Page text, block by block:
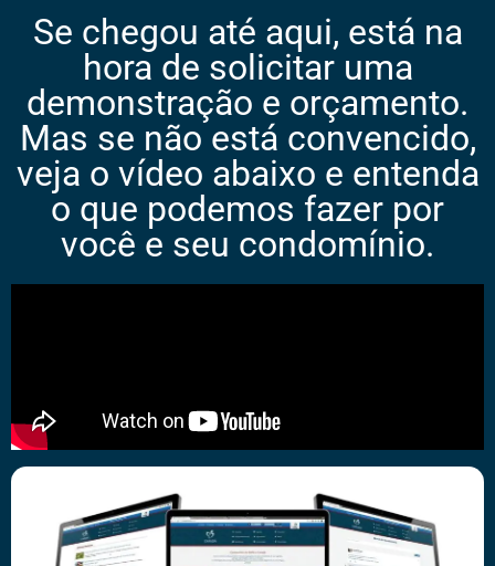
Se chegou até aqui, está na
hora de solicitar uma
demonstração e orçamento.
Mas se não está convencido,
veja o vídeo abaixo e entenda
o que podemos fazer por
você e seu condomínio.